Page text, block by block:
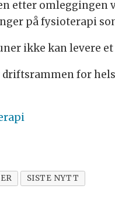
et­ter om­leg­gin­gen
på fy­sio­te­ra­pi
ikke kan le­ve­re
for
SISTE NYTT